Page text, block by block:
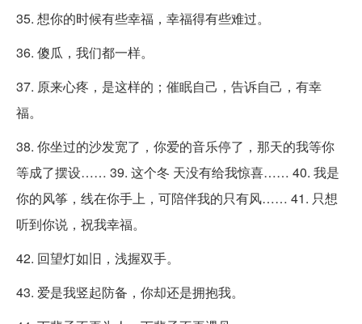
35. 想你的时候有些幸福，幸福得有些难过。
36. 傻瓜，我们都一样。
37. 原来心疼，是这样的；催眠自己，告诉自己，有幸
福。
38. 你坐过的沙发宽了，你爱的音乐停了，那天的我等你
等成了摆设…… 39. 这个冬 天没有给我惊喜…… 40. 我是
你的风筝，线在你手上，可陪伴我的只有风…… 41. 只想
听到你说，祝我幸福。
42. 回望灯如旧，浅握双手。
43. 爱是我竖起防备，你却还是拥抱我。